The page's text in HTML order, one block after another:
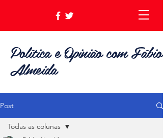
Política e Opinião com Fábio
Almeida
Post
Todas as colunas